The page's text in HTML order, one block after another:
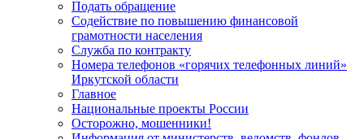
Подать обращение
Содействие по повышению финансовой
грамотности населения
Служба по контракту
Номера телефонов «горячих телефонных линий»
Иркутской области
Главное
Национальные проекты России
Осторожно, мошенники!